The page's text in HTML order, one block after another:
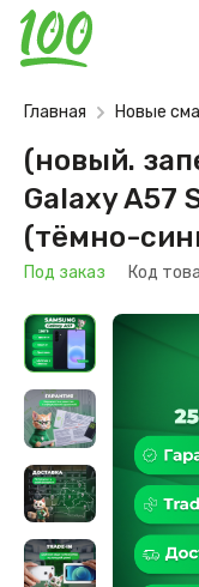
Главная Новые
(новый.
Galaxy A57
(тёмно-
Под заказ Код